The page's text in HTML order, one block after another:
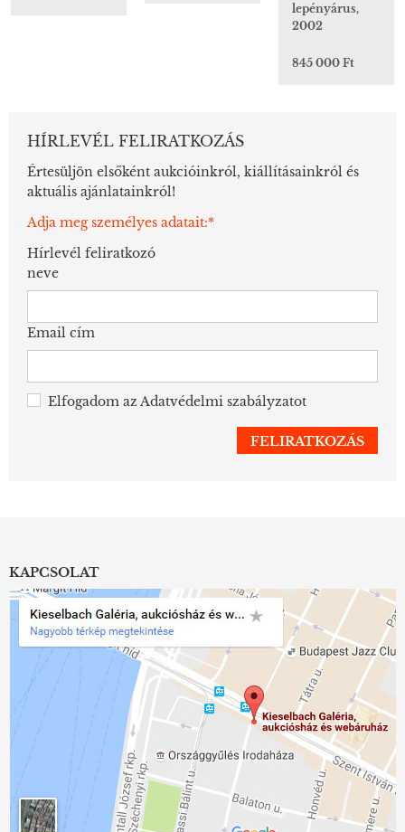
lepényárus,
2002
845 000 Ft
HÍRLEVÉL FELIRATKOZÁS
Értesüljön elsőként aukcióinkról, kiállításainkról és
aktuális ajánlatainkról!
Adja meg személyes adatait:*
Hírlevél feliratkozó
neve
Email cím
Elfogadom azAdatvédelmi szabályzatot
KAPCSOLAT